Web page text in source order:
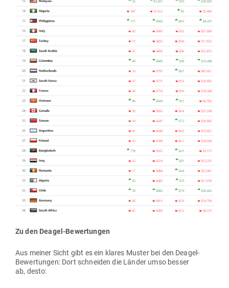
Zu den Deagel-Bewertungen
Aus meiner Sicht gibt es ein klares Muster bei den Deagel-
Bewer­tungen: Dort schneiden die Länder umso besser
ab, desto: